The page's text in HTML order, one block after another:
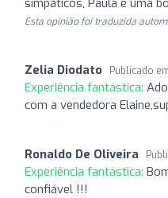
Esta opinião foi traduzida
Zelia Diodato Publicado
Experiência fantástica:
com a vendedora
Ronaldo De Oliveira
Experiência fantástica:
confiável !!!